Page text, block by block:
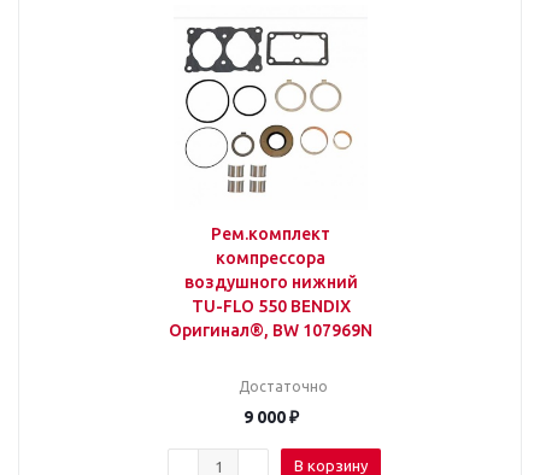
Рем.комплект
компрессора
воздушного нижний
TU-FLO 550 BENDIX
Оригинал®, BW 107969N
Достаточно
9 000₽
В корзину